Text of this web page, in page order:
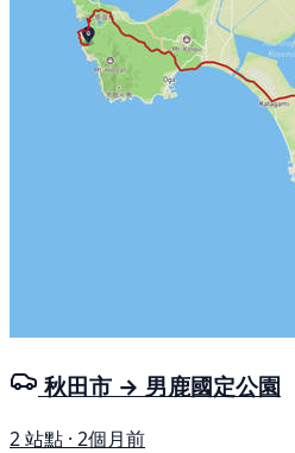
秋田市 → 男鹿國定公園
2 站點 · 2個月前